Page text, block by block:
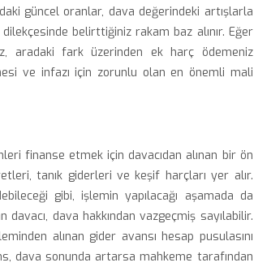
güncel oranlar, dava değerindeki artışlarla
belirttiğiniz rakam baz alınır. Eğer
aradaki fark üzerinden ek harç ödemeniz
ve infazı için zorunlu olan en önemli mali
finanse etmek için davacıdan alınan bir ön
tanık giderleri ve keşif harçları yer alır.
gibi, işlemin yapılacağı aşamada da
dava hakkından vazgeçmiş sayılabilir.
alınan gider avansı hesap pusulasını
dava sonunda artarsa mahkeme tarafından